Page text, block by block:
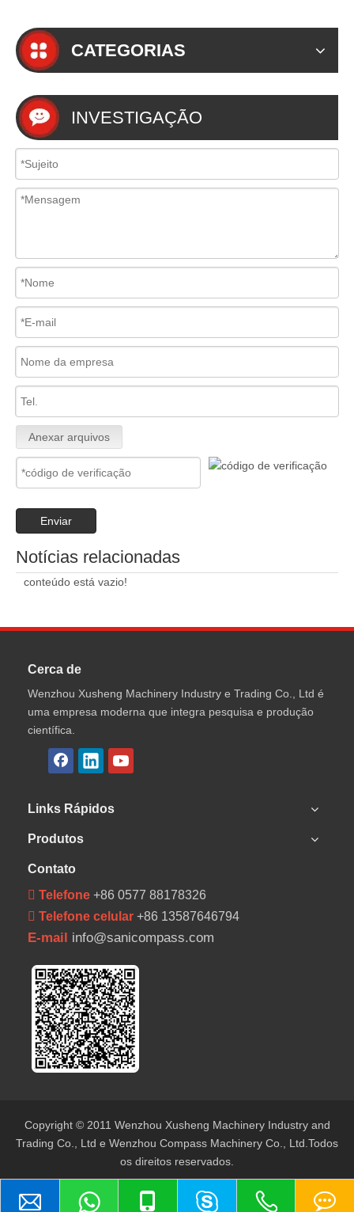
CATEGORIAS
INVESTIGAÇÃO
Anexar arquivos
Enviar
Notícias relacionadas
conteúdo está vazio!
Cerca de
Wenzhou Xusheng Machinery Industry e Trading Co., Ltd é
uma empresa moderna que integra pesquisa e produção
científica.
Links Rápidos
Produtos
Contato
 Telefone +86 0577 88178326
 Telefone celular +86 13587646794
E-mail info@sanicompass.com
Copyright © 2011 Wenzhou Xusheng Machinery Industry and
Trading Co., Ltd e Wenzhou Compass Machinery Co., Ltd.Todos
os direitos reservados.